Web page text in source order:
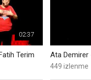
02:37
Terim
Ata Demirer
449 izlenme